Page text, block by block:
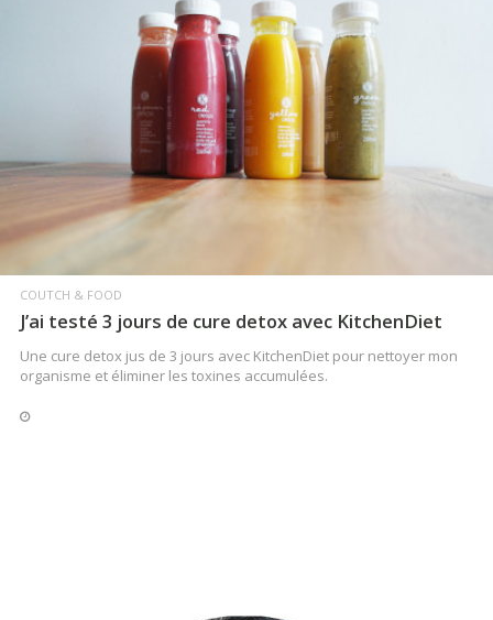
LIRE LA SUITE
COUTCH & FOOD
J’ai testé 3 jours de cure detox avec KitchenDiet
Une cure detox jus de 3 jours avec KitchenDiet pour nettoyer mon
organisme et éliminer les toxines accumulées.